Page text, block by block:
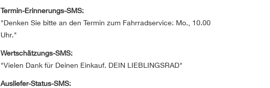
Termin-Erinnerungs-SMS:
"Denken Sie bitte an den Termin zum Fahrradservice: Mo., 10.00
Uhr."
Wertschätzungs-SMS:
"Vielen Dank für Deinen Einkauf. DEIN LIEBLINGSRAD"
Ausliefer-Status-SMS: